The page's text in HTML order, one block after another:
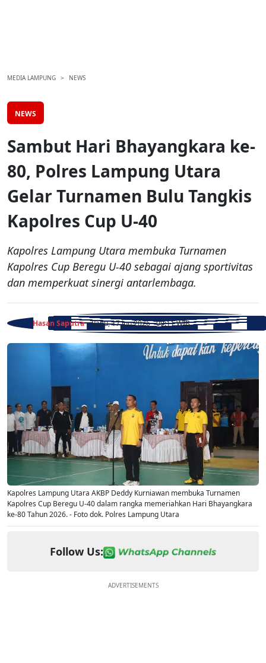
MEDIA LAMPUNG NEWS
NEWS
Sambut Hari Bhayangkara ke-
80, Polres Lampung Utara
Gelar Turnamen Bulu Tangkis
Kapolres Cup U-40
Kapolres Lampung Utara membuka Turnamen
Kapolres Cup Beregu U-40 sebagai ajang sportivitas
dan memperkuat sinergi antarlembaga.
Hasan Saputra - Rabu, 17 Jun 2026 - 09:11 WIB
Kapolres Lampung Utara AKBP Deddy Kurniawan membuka Turnamen
Kapolres Cup Beregu U-40 dalam rangka memeriahkan Hari Bhayangkara
ke-80 Tahun 2026. - Foto dok. Polres Lampung Utara
Follow Us:
ADVERTISEMENTS